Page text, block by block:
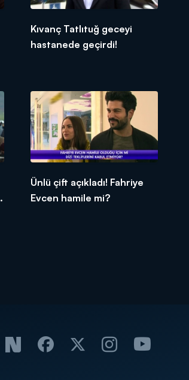
Kıvanç Tatlıtuğ geceyi
hastanede geçirdi!
Ünlü çift açıkladı! Fahriye
Evcen hamile mi?